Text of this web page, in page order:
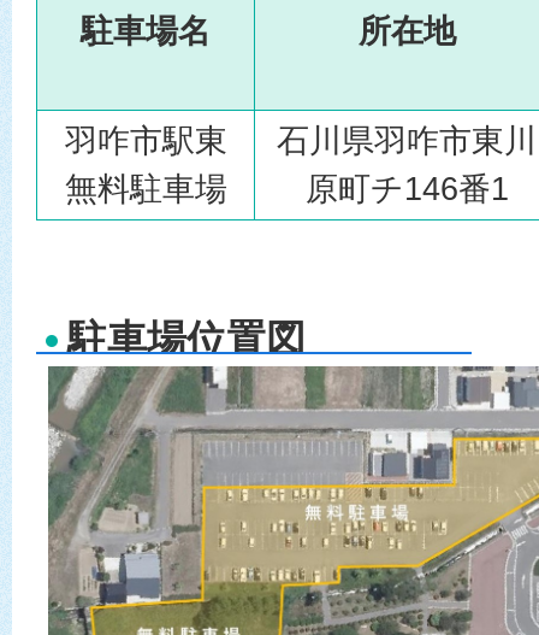
駐車場名 所在地
羽咋市駅東
無料駐車場
石川県羽咋市東川
原町チ146番1
駐車場位置図